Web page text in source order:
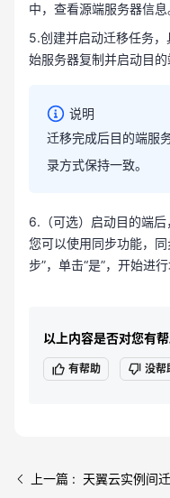
中，查看源端服务器信息
5.创建并启动迁移任务
始服务器复制并启动目的
说明
迁移完成后目的端服
录方式保持一致。
6.（可选）启动目的端后
您可以使用同步功能，
步”，单击“是”，开始进
以上内容是否对您有帮
有帮助 没帮
上一篇 : 天翼云实例间